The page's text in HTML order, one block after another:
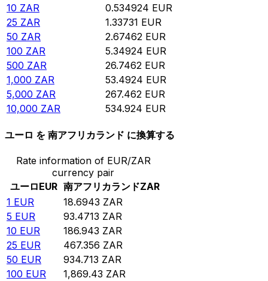
10 ZAR 0.534924 EUR
25 ZAR 1.33731 EUR
50 ZAR 2.67462 EUR
100 ZAR 5.34924 EUR
500 ZAR 26.7462 EUR
1,000 ZAR 53.4924 EUR
5,000 ZAR 267.462 EUR
10,000 ZAR 534.924 EUR
ユーロ を 南アフリカランド に換算する
Rate information of EUR/ZAR
currency pair
ユーロEUR 南アフリカランドZAR
1 EUR 18.6943 ZAR
5 EUR 93.4713 ZAR
10 EUR 186.943 ZAR
25 EUR 467.356 ZAR
50 EUR 934.713 ZAR
100 EUR 1,869.43 ZAR